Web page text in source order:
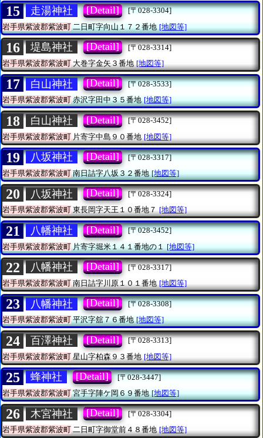
15 走湯神社 [Detail]
[〒028-3304]
岩手県紫波郡紫波町二日町字向山１７２番地 [地図等]
16 堤島神社 [Detail]
[〒028-3314]
岩手県紫波郡紫波町 大巻字金矢３番地 [地図等]
17 白山神社 [Detail]
[〒028-3533]
岩手県紫波郡紫波町赤沢字田中３５番地 [地図等]
18 白山神社 [Detail]
[〒028-3452]
岩手県紫波郡紫波町 片寄字中島９０番地 [地図等]
19 八坂神社 [Detail]
[〒028-3317]
岩手県紫波郡紫波町南日詰字八坂３２番地 [地図等]
20 八坂神社 [Detail]
[〒028-3324]
岩手県紫波郡紫波町東長岡字天王１０番地７ [地図等]
21 八幡神社 [Detail]
[〒028-3452]
岩手県紫波郡紫波町片寄字堀米１４１番地の１ [地図等]
22 八幡神社 [Detail]
[〒028-3317]
岩手県紫波郡紫波町 南日詰字川原１０１番地 [地図等]
23 八幡神社 [Detail]
[〒028-3308]
岩手県紫波郡紫波町平沢字舘７６番地 [地図等]
24 百澤神社 [Detail]
[〒028-3313]
岩手県紫波郡紫波町 星山字柏森９３番地 [地図等]
25 蜂神社 [Detail]
[〒028-3447]
岩手県紫波郡紫波町宮手字陣ケ岡６９番地 [地図等]
26 木宮神社 [Detail]
[〒028-3304]
岩手県紫波郡紫波町二日町字御堂前４８番地 [地図等]